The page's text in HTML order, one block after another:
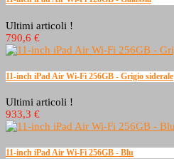
Ultimi articoli !
790,6 €
11-inch iPad Air Wi-Fi 256GB - Grigio siderale
Ultimi articoli !
933,3 €
11-inch iPad Air Wi-Fi 256GB - Blu